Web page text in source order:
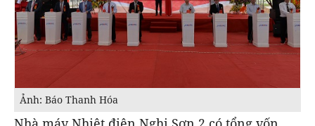
Ảnh: Báo Thanh Hóa